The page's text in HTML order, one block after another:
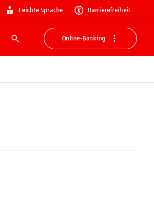
Leichte Sprache Barrierefreiheit
Suche
Online-Banking